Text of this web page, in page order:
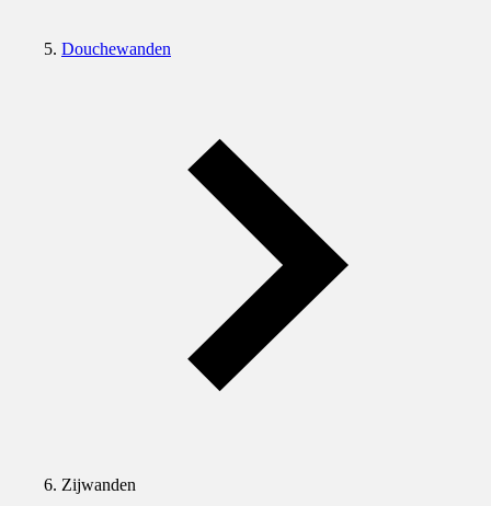
Douchewanden
Zijwanden